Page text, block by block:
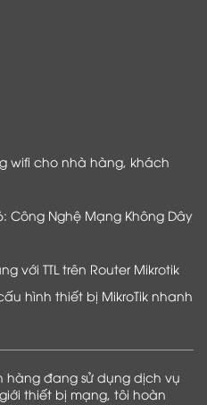
wifi cho nhà hàng, khách
Công Nghệ Mạng Không Dây
với TTL trên Router Mikrotik
hình thiết bị MikroTik nhanh
hàng đang sử dụng dịch vụ
thiết bị mạng, tôi hoàn